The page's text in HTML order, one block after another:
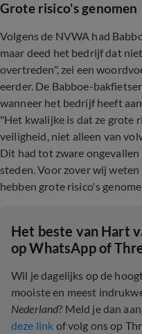
Grote risico's genomen
Volgens de NVWA had
maar deed het bedrijf dat
overtreden", zei een
eerder. De Babboe-
wanneer het bedrijf heeft
"Het kwalijke is dat ze grote
veiligheid, niet alleen van
Dit had tot zware
steden. Voor zover wij
hebben grote risico's
Het beste van Hart
op WhatsApp of
Wil je dagelijks op de
mooiste en meest
Nederland? Meld je dan
deze link of volg ons op